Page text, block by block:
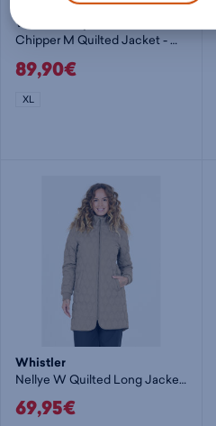
Weather Report
Chipper M Quilted Jacket - miesten kevytvanutakki
89,90€
XL
Whistler
Nellye W Quilted Long Jacket - naisten kevytvanutakki
69,95€